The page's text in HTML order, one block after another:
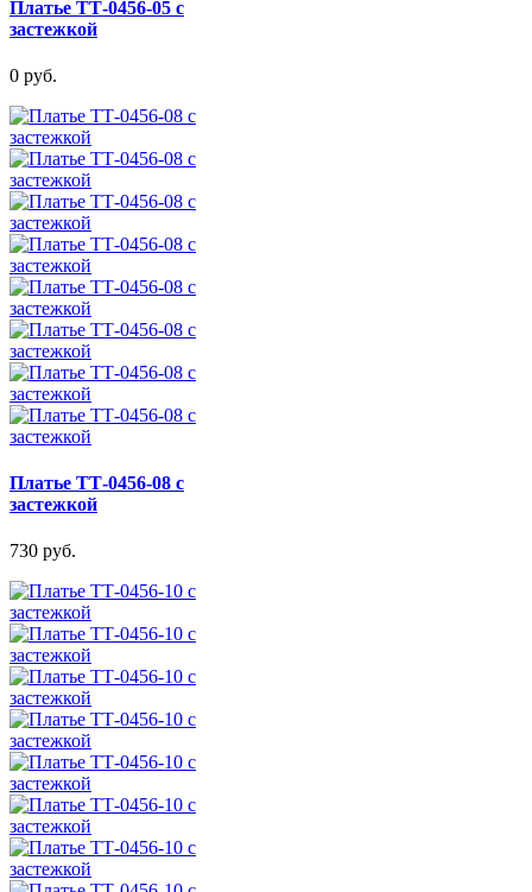
Платье ТТ-0456-05 с
застежкой
0 руб.
Платье ТТ-0456-08 с
застежкой
730 руб.